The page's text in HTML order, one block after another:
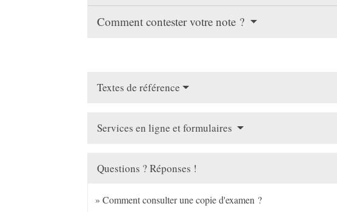
Comment contester votre note ?
Textes de référence
Services en ligne et formulaires
Questions ? Réponses !
Comment consulter une copie d'examen ?